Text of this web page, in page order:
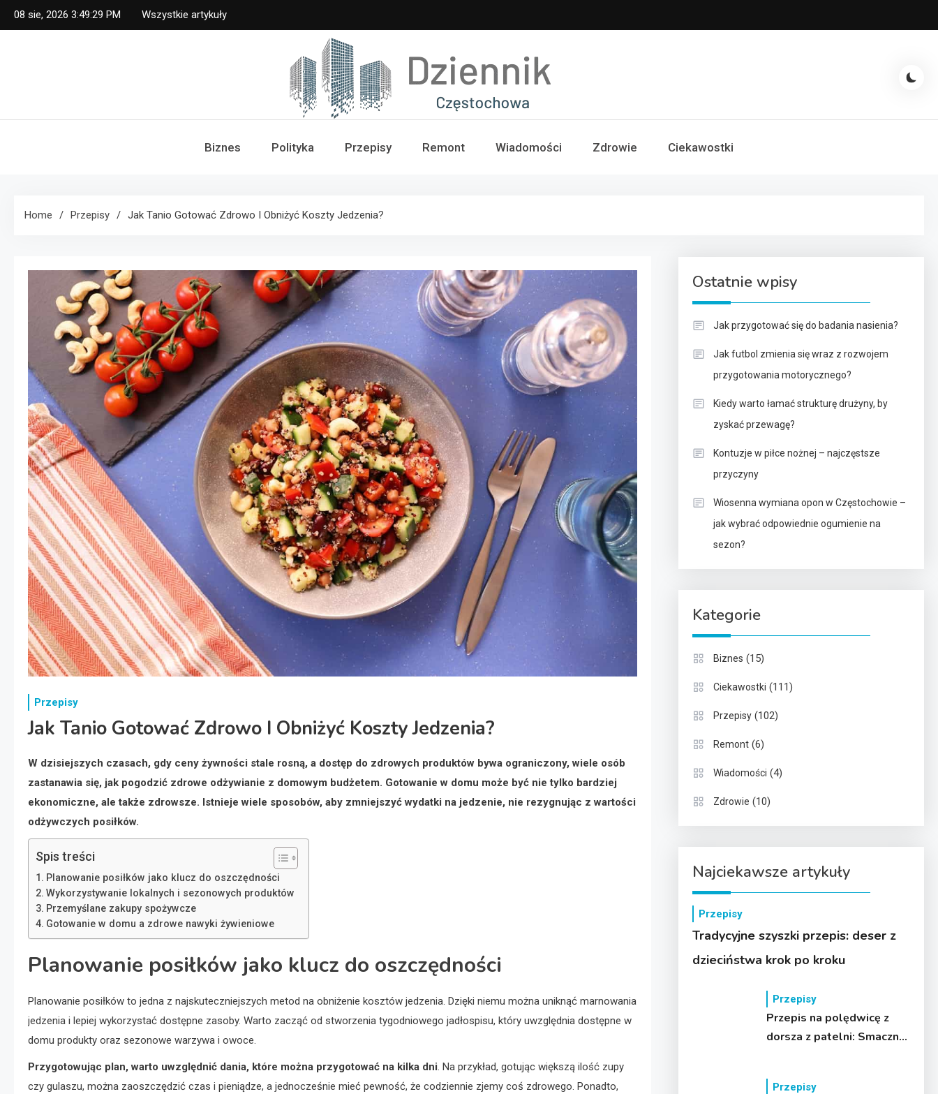
Skip
to
08 sie, 2026 3:49:30 PM Wszystkie artykuły
Dziennik Częstochowa
Biznes Polityka Przepisy Remont Wiadomości Zdrowie Ciekawostki
Home Przepisy Jak Tanio Gotować Zdrowo I Obniżyć Koszty Jedzenia?
Przepisy
Jak Tanio Gotować Zdrowo I Obniżyć Koszty Jedzenia?
W dzisiejszych czasach, gdy ceny żywności stale rosną, a dostęp do zdrowych produktów bywa ograniczony, wiele osób
zastanawia się, jak pogodzić zdrowe odżywianie z domowym budżetem. Gotowanie w domu może być nie tylko bardziej
ekonomiczne, ale także zdrowsze. Istnieje wiele sposobów, aby zmniejszyć wydatki na jedzenie, nie rezygnując z wartości
odżywczych posiłków.
Spis treści
Planowanie posiłków jako klucz do oszczędności
Wykorzystywanie lokalnych i sezonowych produktów
Przemyślane zakupy spożywcze
Gotowanie w domu a zdrowe nawyki żywieniowe
Planowanie posiłków jako klucz do oszczędności
Planowanie posiłków to jedna z najskuteczniejszych metod na obniżenie kosztów jedzenia. Dzięki niemu można uniknąć marnowania
jedzenia i lepiej wykorzystać dostępne zasoby. Warto zacząć od stworzenia tygodniowego jadłospisu, który uwzględnia dostępne w
domu produkty oraz sezonowe warzywa i owoce.
Przygotowując plan, warto uwzględnić dania, które można przygotować na kilka dni. Na przykład, gotując większą ilość zupy
czy gulaszu, można zaoszczędzić czas i pieniądze, a jednocześnie mieć pewność, że codziennie zjemy coś zdrowego. Ponadto,
Ostatnie wpisy
Jak przygotować się do badania nasienia?
Jak futbol zmienia się wraz z rozwojem
przygotowania motorycznego?
Kiedy warto łamać strukturę drużyny, by
zyskać przewagę?
Kontuzje w piłce nożnej – najczęstsze
przyczyny
Wiosenna wymiana opon w Częstochowie –
jak wybrać odpowiednie ogumienie na
sezon?
Kategorie
Biznes (15)
Ciekawostki (111)
Przepisy(102)
Remont(6)
Wiadomości (4)
Zdrowie (10)
Najciekawsze artykuły
Przepisy
Tradycyjne szyszki przepis: deser z
dzieciństwa krok po kroku
Przepisy
Przepis na polędwicę z
dorsza z patelni: Smaczny
Przepisy